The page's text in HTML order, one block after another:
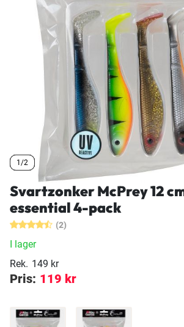
1/2
1/2
1/2
1/2
Svartzonker McPrey 12
essential 4-pack
(2)
I lager
Rek. 149 kr
Pris: 119 kr